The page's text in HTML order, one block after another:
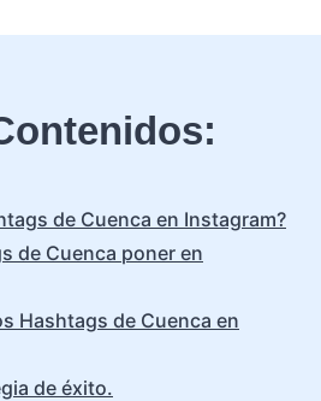
de Cuenca en Instagram?
de Cuenca poner en
Hashtags de Cuenca en
de éxito.